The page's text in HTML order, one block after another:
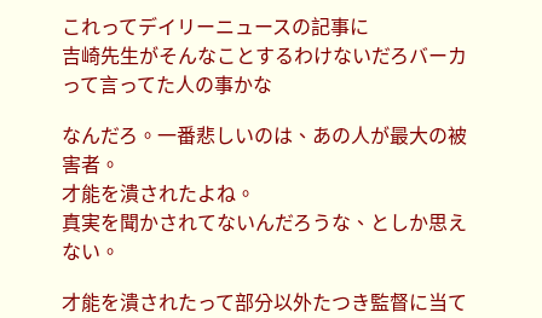
これってデイリーニュースの記事に
吉崎先生がそんなことするわけないだろバーカ
って言ってた人の事かな
なんだろ。一番悲しいのは、あの人が最大の被
害者。
才能を潰されたよね。
真実を聞かされてないんだろうな、としか思え
ない。
才能を潰されたって部分以外たつき監督に当て